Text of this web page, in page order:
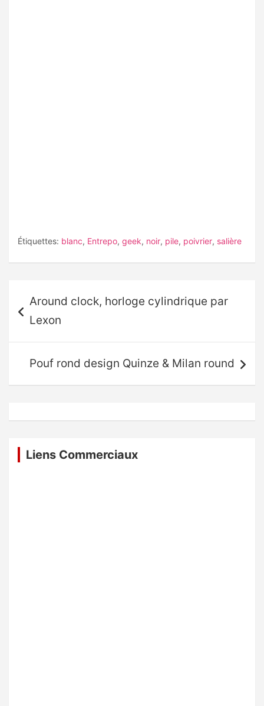
Étiquettes: blanc, Entrepo, geek, noir, pile, poivrier, salière
de
l’article
Around clock, horloge cylindrique par
Lexon
Pouf rond design Quinze & Milan round
Liens Commerciaux